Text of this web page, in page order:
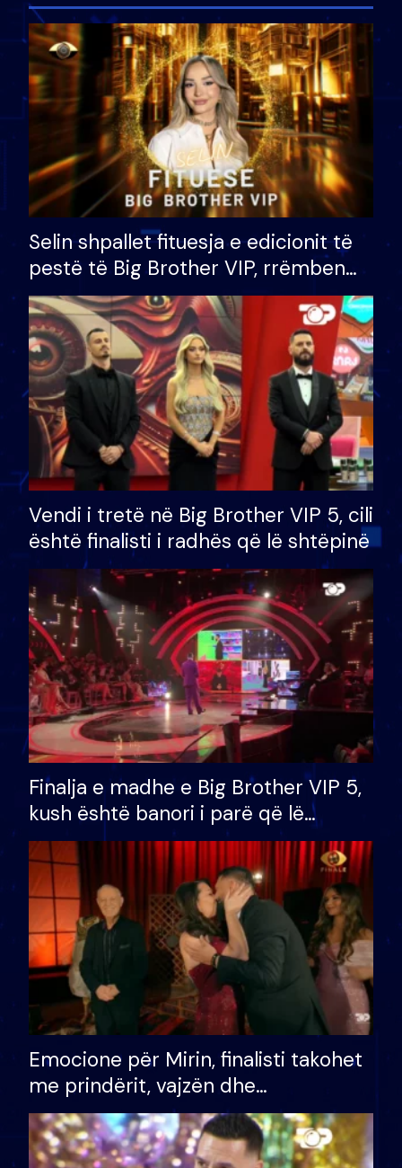
Selin shpallet fituesja e edicionit të
pestë të Big Brother VIP, rrëmben
çmimin e madh prej 100 mijë eurosh
Vendi i tretë në Big Brother VIP 5, cili
është finalisti i radhës që lë shtëpinë
Finalja e madhe e Big Brother VIP 5,
kush është banori i parë që lë
shtëpinë dhe humb mundësinë për
të fituar çmimin e madh
Emocione për Mirin, finalisti takohet
me prindërit, vajzën dhe
bashkëshorten: S’kemi ndonjë letër
divorci apo jo?